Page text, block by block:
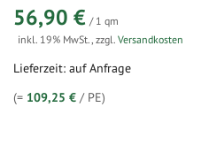
56,90 € / 1 qm
inkl. 19% MwSt., zzgl. Versandkosten
Lieferzeit: auf Anfrage
(= 109,25 € / PE)